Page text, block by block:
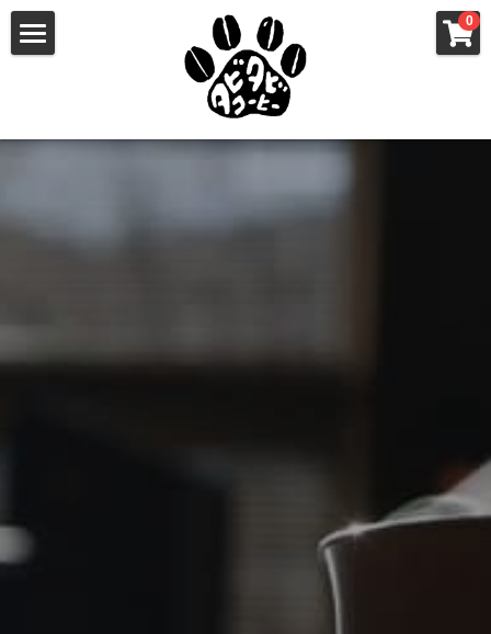
0
×
ストアカテゴリー
すべてのカテゴリー